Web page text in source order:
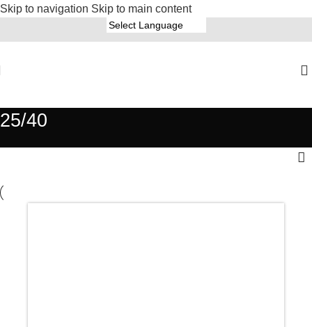
Skip to navigation Skip to main content
25/40